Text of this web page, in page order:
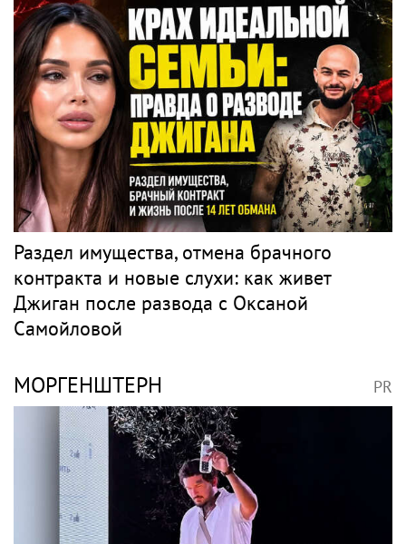
Раздел имущества, отмена брачного
контракта и новые слухи: как живет
Джиган после развода с Оксаной
Самойловой
МОРГЕНШТЕРН PR